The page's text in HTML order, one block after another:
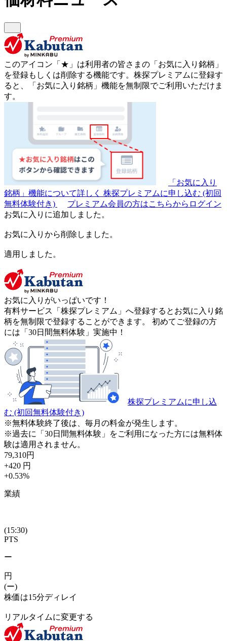
このアイコン 「★」 は利用者の皆さまの 「お気に入り銘柄」
を登録もしくは削除する機能です。 株探プレミアムに登録す
ると、「お気に入り銘柄」機能を無制限でご利用いただけま
す。
「お気に入り
銘柄」機能について詳しく 株探プレミアムに申し込む (初回
無料体験付き)
プレミアム会員の方はこちらからログイン
お気に入りに追加しました。
お気に入りから削除しました。
適用しました。
お気に入りがいっぱいです！
有料サービス「株探プレミアム」へ登録するとお気に入り銘
柄を無制限で登録することができます。 初めてご登録の方
には「30日間無料体験」実施中！
株探プレミアムに申し込
む (初回無料体験付き)
※無料体験終了後は、毎月の料金が発生します。
※過去に「30日間無料体験」をご利用になった方には無料体
験は適用されません。
79,310円
+420 円
+0.53%
業績
(15:30)
PTS
ー
円
(ー)
株価は15分ディレイ
リアルタイムに変更する